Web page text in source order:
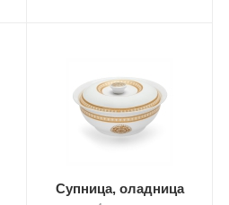
Супница, оладница